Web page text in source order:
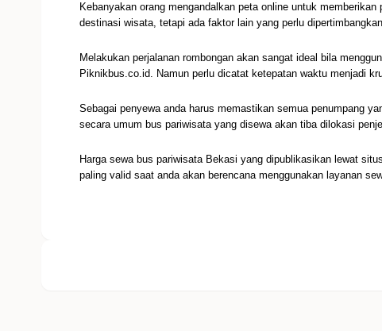
Kebanyakan orang mengandalkan peta online untuk
destinasi wisata, tetapi ada faktor lain yang perlu
Melakukan perjalanan rombongan akan sangat ideal bila
Piknikbus.co.id. Namun perlu dicatat ketepatan waktu menjadi
Sebagai penyewa anda harus memastikan semua penumpang
secara umum bus pariwisata yang disewa akan tiba dilokasi
Harga sewa bus pariwisata Bekasi yang dipublikasikan lewat
paling valid saat anda akan berencana menggunakan layanan